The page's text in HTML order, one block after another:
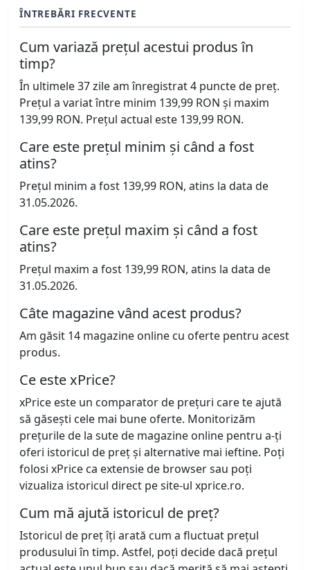
ÎNTREBĂRI FRECVENTE
Cum variază prețul acestui produs în
timp?
În ultimele 37 zile am înregistrat 4 puncte de preț.
Prețul a variat între minim 139,99 RON și maxim
139,99 RON. Prețul actual este 139,99 RON.
Care este prețul minim și când a fost
atins?
Prețul minim a fost 139,99 RON, atins la data de
31.05.2026.
Care este prețul maxim și când a fost
atins?
Prețul maxim a fost 139,99 RON, atins la data de
31.05.2026.
Câte magazine vând acest produs?
Am găsit 14 magazine online cu oferte pentru acest
produs.
Ce este xPrice?
xPrice este un comparator de prețuri care te ajută
să găsești cele mai bune oferte. Monitorizăm
prețurile de la sute de magazine online pentru a-ți
oferi istoricul de preț și alternative mai ieftine. Poți
folosi xPrice ca extensie de browser sau poți
vizualiza istoricul direct pe site-ul xprice.ro.
Cum mă ajută istoricul de preț?
Istoricul de preț îți arată cum a fluctuat prețul
produsului în timp. Astfel, poți decide dacă prețul